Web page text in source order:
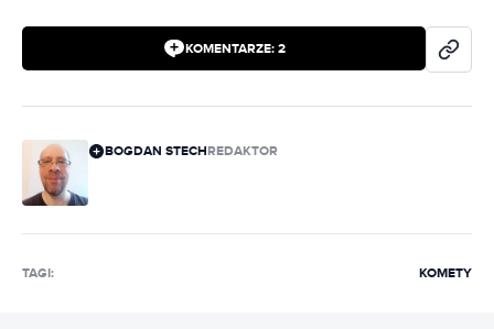
KOMENTARZE: 2
BOGDAN STECHREDAKTOR
TAGI: KOMETY